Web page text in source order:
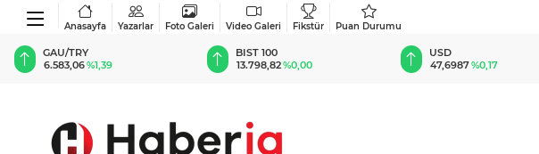
Anasayfa Yazarlar Foto Galeri Video Galeri Fikstür Puan Durumu
BIST 100
13.798,82%0,00
USD
47,6987%0,17
EUR
54,9952%-0,02